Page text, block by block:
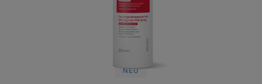
NEU